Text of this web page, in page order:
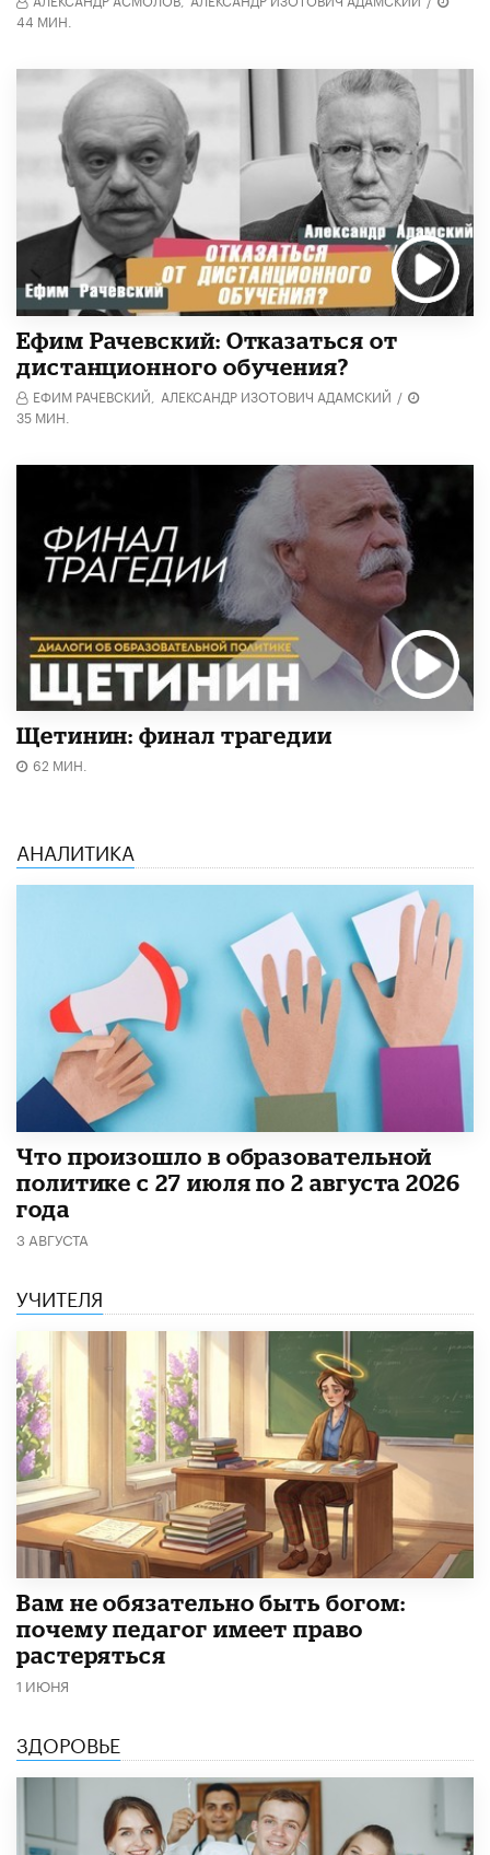
44 МИН.
Ефим Рачевский: Отказаться от
дистанционного обучения?
ЕФИМ РАЧЕВСКИЙ, АЛЕКСАНДР ИЗОТОВИЧ АДАМСКИЙ /
35 МИН.
Щетинин: финал трагедии
62 МИН.
АНАЛИТИКА
​Что произошло в образовательной
политике с 27 июля по 2 августа 2026
года
3 АВГУСТА
УЧИТЕЛЯ
​Вам не обязательно быть богом:
почему педагог имеет право
растеряться
1 ИЮНЯ
ЗДОРОВЬЕ